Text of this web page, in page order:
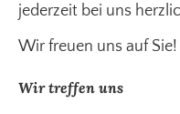
jederzeit bei uns
Wir freuen uns auf Sie!
Wir treffen uns